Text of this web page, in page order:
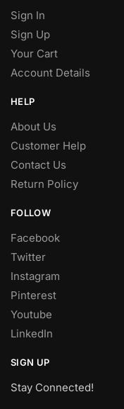
Sign In
Sign Up
Your Cart
Account Details
HELP
About Us
Customer Help
Contact Us
Return Policy
FOLLOW
Facebook
Twitter
Instagram
Pinterest
Youtube
LinkedIn
SIGN UP
Stay Connected!